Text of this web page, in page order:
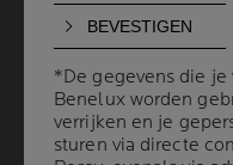
wordt aanbevolen.
werkstress,
toestellen 's avonds
steeds stand-by
slaap van ouders met
Slaapgebrek heeft
*De gegevens die je
Benelux worden
verrijken en je
sturen via directe
*De gegevens die je
Benelux worden
verrijken en je
sturen via directe